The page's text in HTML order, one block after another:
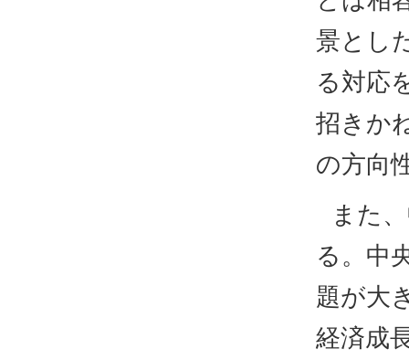
景とし
る対応
招きか
の方向
また
る。中
題が大
経済成